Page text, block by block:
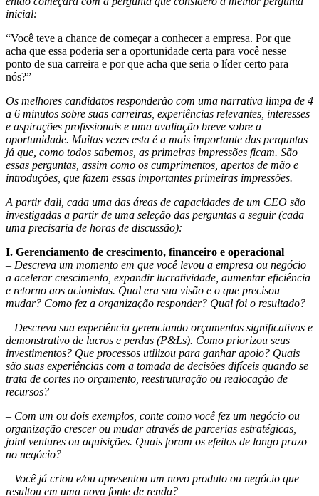
inicial:
“Você teve a chance de começar a conhecer a empresa. Por que
acha que essa poderia ser a oportunidade certa para você nesse
ponto de sua carreira e por que acha que seria o líder certo para
nós?”
Os melhores candidatos responderão com uma narrativa limpa de 4
a 6 minutos sobre suas carreiras, experiências relevantes, interesses
e aspirações profissionais e uma avaliação breve sobre a
oportunidade. Muitas vezes esta é a mais importante das perguntas
já que, como todos sabemos, as primeiras impressões ficam. São
essas perguntas, assim como os cumprimentos, apertos de mão e
introduções, que fazem essas importantes primeiras impressões.
A partir dali, cada uma das áreas de capacidades de um CEO são
investigadas a partir de uma seleção das perguntas a seguir (cada
uma precisaria de horas de discussão):
I. Gerenciamento de crescimento, financeiro e operacional
– Descreva um momento em que você levou a empresa ou negócio
a acelerar crescimento, expandir lucratividade, aumentar eficiência
e retorno aos acionistas. Qual era sua visão e o que precisou
mudar? Como fez a organização responder? Qual foi o resultado?
– Descreva sua experiência gerenciando orçamentos significativos e
demonstrativo de lucros e perdas (P&Ls). Como priorizou seus
investimentos? Que processos utilizou para ganhar apoio? Quais
são suas experiências com a tomada de decisões difíceis quando se
trata de cortes no orçamento, reestruturação ou realocação de
recursos?
– Com um ou dois exemplos, conte como você fez um negócio ou
organização crescer ou mudar através de parcerias estratégicas,
joint ventures ou aquisições. Quais foram os efeitos de longo prazo
no negócio?
– Você já criou e/ou apresentou um novo produto ou negócio que
resultou em uma nova fonte de renda?